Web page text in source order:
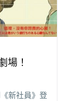
場！
新社員》登